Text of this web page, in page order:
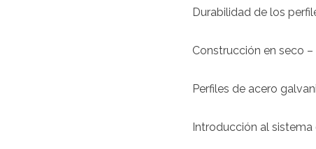
Durabilidad de los
Construcción en seco
Perfiles de acero
Introducción al